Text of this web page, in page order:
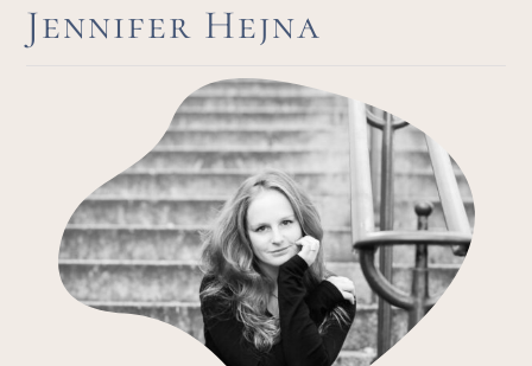
Jennifer Hejna